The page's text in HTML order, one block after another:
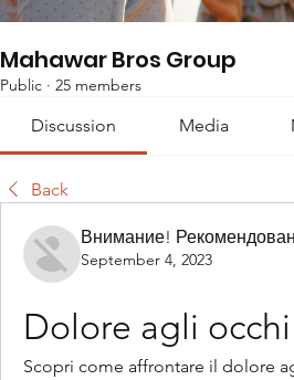
Mahawar Bros Group
Public · 25 members
Discussion Media
Back
Внимание!
September 4, 2023
Dolore agli
Scopri come affrontare il dolore